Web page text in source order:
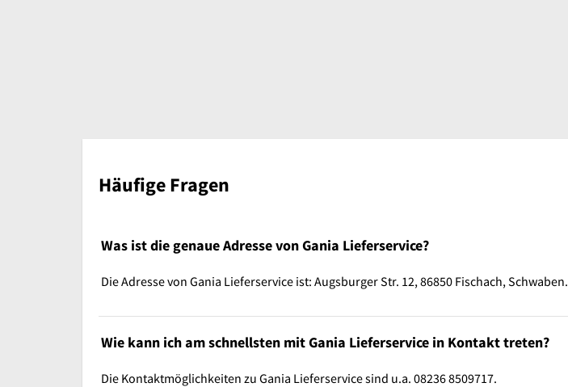
Häufige Fragen
Was ist die genaue Adresse von Gania Lieferservice?
Die Adresse von Gania Lieferservice ist: Augsburger Str. 12, 86850 Fischach, Schwaben.
Wie kann ich am schnellsten mit Gania Lieferservice in Kontakt treten?
Die Kontaktmöglichkeiten zu Gania Lieferservice sind u.a. 08236 8509717.